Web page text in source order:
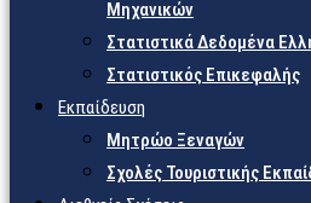
Μηχανικών
Στατιστικά Δεδομένα
Στατιστικός Επικεφαλής
Εκπαίδευση
Μητρώο Ξεναγών
Σχολές Τουριστικής